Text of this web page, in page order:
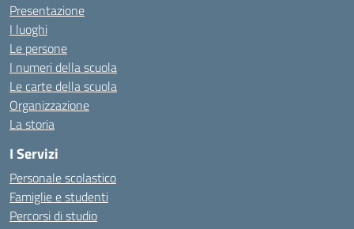
Presentazione
I luoghi
Le persone
I numeri della scuola
Le carte della scuola
Organizzazione
La storia
I Servizi
Personale scolastico
Famiglie e studenti
Percorsi di studio